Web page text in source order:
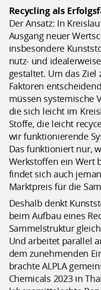
Recycling als
Der Ansatz: In
Ausgang neuer
insbesondere
nutz- und
gestaltet. Um das
Faktoren
müssen systemische
die sich leicht im
Stoffe, die leicht
wir funktionierende
Das funktioniert nur,
Werkstoffen ein Wert
findet sich auch
Marktpreis für die
Deshalb denkt
beim Aufbau eines
Sammelstruktur
Und arbeitet parallel
dem zunehmenden
brachte ALPLA
Chemicals 2023 in